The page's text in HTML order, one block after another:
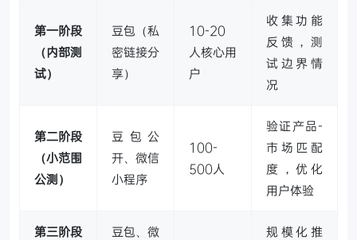
第一阶段
（内部测
试）
豆包（私
密链接分
享）
10-20
人核心用
户
收集功能
反馈，测
试边界情
况
第二阶段
（小范围
公测）
豆包公
开、微信
小程序
100-
500人
验证产品-
市场匹配
度，优化
用户体验
第三阶段
豆包、微
规模化推